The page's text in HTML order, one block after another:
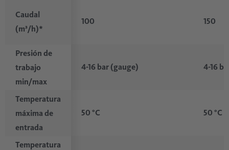
Caudal
(m³/h)*
Presión de
trabajo
min/max
Temperatura
máxima de
entrada
Temperatura
100
4-16 bar (gauge)
50 °C
150
4-16
50 °C